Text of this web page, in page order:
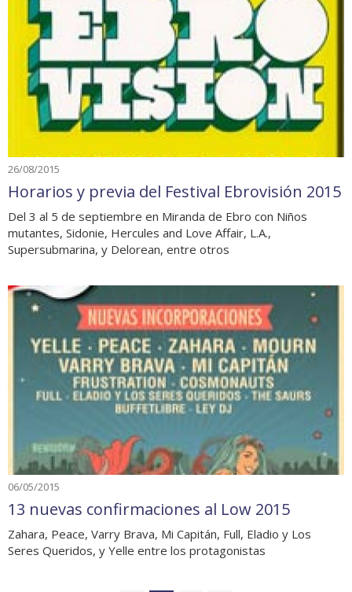
26/08/2015
Horarios y previa del Festival Ebrovisión 2015
Del 3 al 5 de septiembre en Miranda de Ebro con Niños
mutantes, Sidonie, Hercules and Love Affair, L.A.,
Supersubmarina, y Delorean, entre otros
06/05/2015
13 nuevas confirmaciones al Low 2015
Zahara, Peace, Varry Brava, Mi Capitán, Full, Eladio y Los
Seres Queridos, y Yelle entre los protagonistas